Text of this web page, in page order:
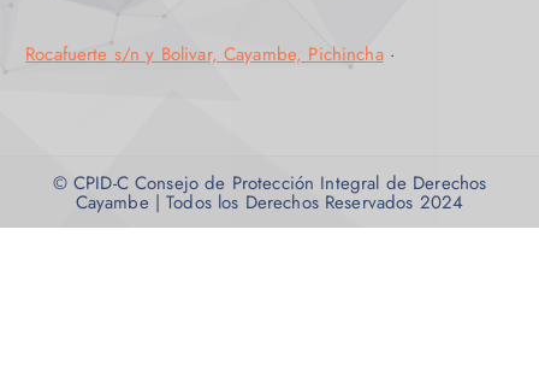
Rocafuerte s/n y Bolivar, Cayambe, Pichincha·
© CPID-C Consejo de Protección Integral de Derechos
Cayambe | Todos los Derechos Reservados 2024